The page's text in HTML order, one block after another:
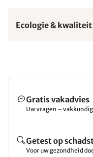
Ecologie & kwaliteit
Gratis vakadvies
Uw vragen –
Getest op
Voor uw gezondheid